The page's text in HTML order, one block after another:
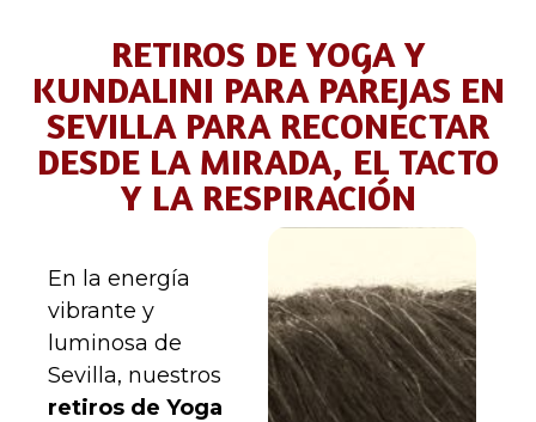
RETIROS DE YOGA Y
KUNDALINI PARA PAREJAS EN
SEVILLA PARA RECONECTAR
DESDE LA MIRADA, EL TACTO
Y LA RESPIRACIÓN
En la energía
vibrante y
luminosa de
Sevilla, nuestros
retiros de Yoga